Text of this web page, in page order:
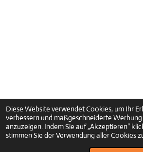
Diese Website verwendet Cookies, um Ihr
verbessern und maßgeschneiderte Werbung
anzuzeigen. Indem Sie auf „Akzeptieren“
stimmen Sie der Verwendung aller Cookies